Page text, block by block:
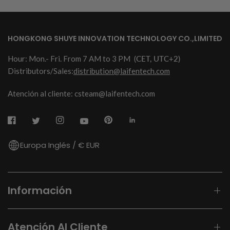
HONGKONG SHUYE INNOVATION TECHNOLOGY CO.,LIMITED
Hour: Mon.- Fri. From 7 AM to 3 PM (CET, UTC+2)
Distributors/Sales:distribution@laifentech.com
Atención al cliente: csteam@laifentech.com
Europa Inglés / € EUR
Información
Atención Al Cliente